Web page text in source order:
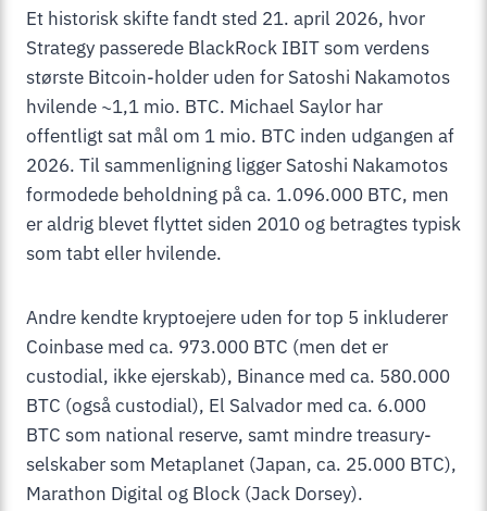
Et historisk skifte fandt sted 21. april 2026, hvor
Strategy passerede BlackRock IBIT som verdens
største Bitcoin-holder uden for Satoshi Nakamotos
hvilende ~1,1 mio. BTC. Michael Saylor har
offentligt sat mål om 1 mio. BTC inden udgangen af
2026. Til sammenligning ligger Satoshi Nakamotos
formodede beholdning på ca. 1.096.000 BTC, men
er aldrig blevet flyttet siden 2010 og betragtes typisk
som tabt eller hvilende.
Andre kendte kryptoejere uden for top 5 inkluderer
Coinbase med ca. 973.000 BTC (men det er
custodial, ikke ejerskab), Binance med ca. 580.000
BTC (også custodial), El Salvador med ca. 6.000
BTC som national reserve, samt mindre treasury-
selskaber som Metaplanet (Japan, ca. 25.000 BTC),
Marathon Digital og Block (Jack Dorsey).